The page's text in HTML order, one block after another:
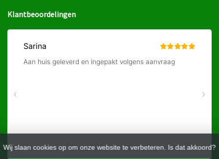
Wij slaan cookies op om onze website te verbeteren. Is dat akkoord?
Klantbeoordelingen